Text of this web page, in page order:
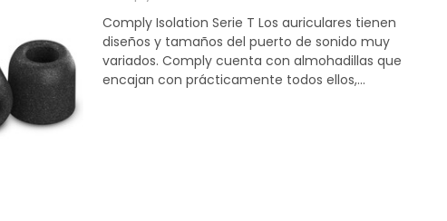
Comply Isolation Serie T Los auriculares tienen
diseños y tamaños del puerto de sonido muy
variados. Comply cuenta con almohadillas que
encajan con prácticamente todos ellos,...